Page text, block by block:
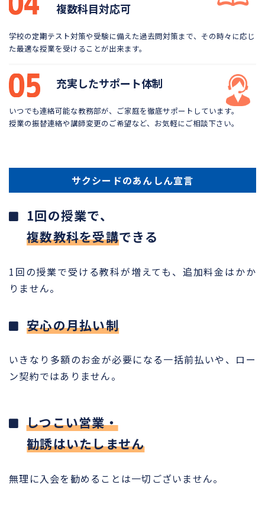
複数科目対応可
学校の定期テスト対策や受験に備えた過去問対策まで、 その時々に応じ
た最適な授業を受けることが出来ます。
充実したサポート体制
いつでも連絡可能な教務部が、ご家庭を徹底サポートしています。
授業の振替連絡や講師変更のご希望など、お気軽にご相談下さい。
サクシードのあんしん宣言
1回の授業で、
複数教科を受講できる
1回の授業で受ける教科が増えても、追加料金はかか
りません。
安心の月払い制
いきなり多額のお金が必要になる一括前払いや、ロー
ン契約ではありません。
しつこい営業・
勧誘はいたしません
無理に入会を勧めることは一切ございません。